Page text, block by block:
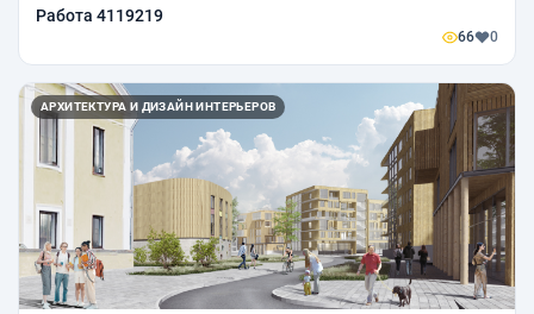
Работа 4119219
66 0
АРХИТЕКТУРА И ДИЗАЙН ИНТЕРЬЕРОВ